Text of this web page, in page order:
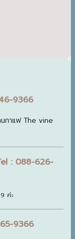
9366
กาแฟ The vine
: 088-626-
ค่ะ
9366